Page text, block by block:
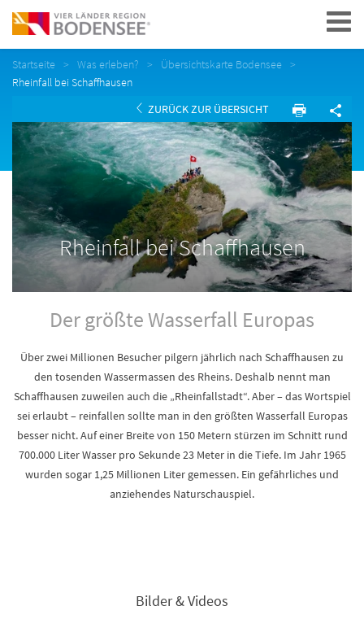
Navigation
Startseite Was erleben?
Übersichtskarte Bodensee
Rheinfall bei Schaffhausen
ZURÜCK ZUR ÜBERSICHT
Rheinfall bei Schaffhausen
Der größte Wasserfall Europas
Über zwei Millionen Besucher pilgern jährlich nach Schaffhausen zu
den tosenden Wassermassen des Rheins. Deshalb nennt man
Schaffhausen zuweilen auch die „Rheinfallstadt“. Aber – das Wortspiel
sei erlaubt – reinfallen sollte man in den größten Wasserfall Europas
besser nicht. Auf einer Breite von 150 Metern stürzen im Schnitt rund
700.000 Liter Wasser pro Sekunde 23 Meter in die Tiefe. Im Jahr 1965
wurden sogar 1,25 Millionen Liter gemessen. Ein gefährliches und
anziehendes Naturschauspiel.
Bilder & Videos